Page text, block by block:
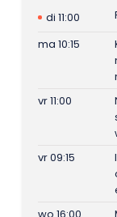
di 11:00
ma 10:15
vr 11:00
vr 09:15
wo 16:00